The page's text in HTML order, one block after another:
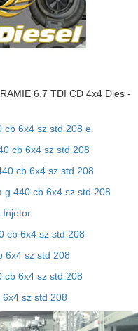
6.7 TDI CD 4x4 Dies -
cb 6x4 sz std 208 e
cb 6x4 sz std 208
cb 6x4 sz std 208
g 440 cb 6x4 sz std 208
Injetor
cb 6x4 sz std 208
6x4 sz std 208
cb 6x4 sz std 208
sz std 208